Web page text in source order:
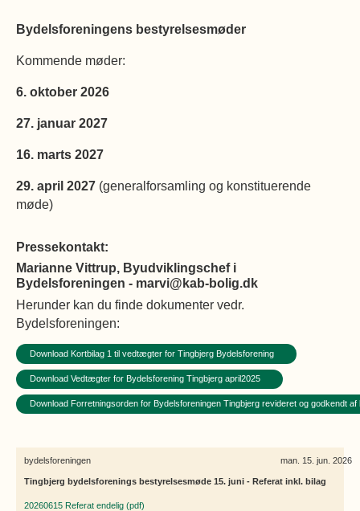
Bydelsforeningens bestyrelsesmøder
Kommende møder:
6. oktober 2026
27. januar 2027
16. marts 2027
29. april 2027 (generalforsamling og konstituerende
møde)
Pressekontakt:
Marianne Vittrup, Byudviklingschef i
Bydelsforeningen - marvi@kab-bolig.dk
Herunder kan du finde dokumenter vedr.
Bydelsforeningen:
Download Kortbilag 1 til vedtægter for Tingbjerg Bydelsforening
Download Vedtægter for Bydelsforening Tingbjerg april2025
Download Forretningsorden for Bydelsforeningen Tingbjerg revideret og godkendt
man. 15. jun. 2026
bydelsforeningen
Tingbjerg bydelsforenings bestyrelsesmøde 15. juni - Referat inkl. bilag
20260615 Referat endelig (pdf)